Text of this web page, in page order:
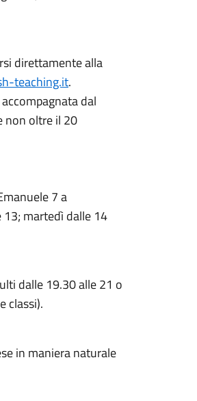
direttamente alla
teaching.it.
dal
non oltre il 20
7 a
13; martedì dalle 14
dalle 19.30 alle 21 o
classi).
in maniera naturale